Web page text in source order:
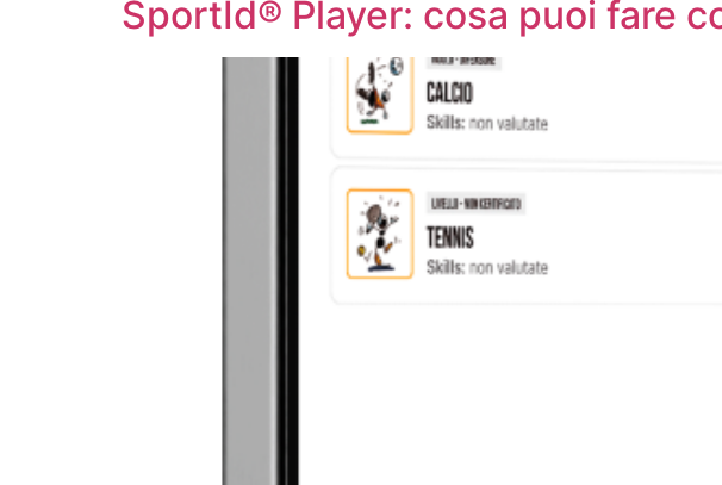
SportId® Player: cosa puoi fare